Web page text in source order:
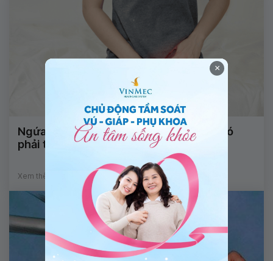
Ngứa vùng kín thèm theo nhiều khí hư có
phải triệu chứng ung thư cổ tử cung?
Xem thêm
×